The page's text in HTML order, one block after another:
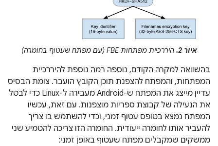
איור 2. היררכיית מפתחות FBE (עם מפתח שעטוף בחומרה)
בהשוואה למקרה הקודם, נוספה רמה נוספת להיררכיית
המפתחות, והמפתח להצפנת תוכן הקובץ הועבר. צומת הבסיס
עדיין מייצג את המפתח ש-Android מעבירה ל-Linux כדי לבטל
את הנעילה של קבוצת ספריות מוצפנות. עם זאת, עכשיו
המפתח נמצא בטופס עטוף זמני, וכדי להשתמש בו צריך
להעביר אותו לחומרה ייעודית. החומרה הזו צריכה להטמיע שני
ממשקים שמקבלים מפתח שעטוף באופן זמני: